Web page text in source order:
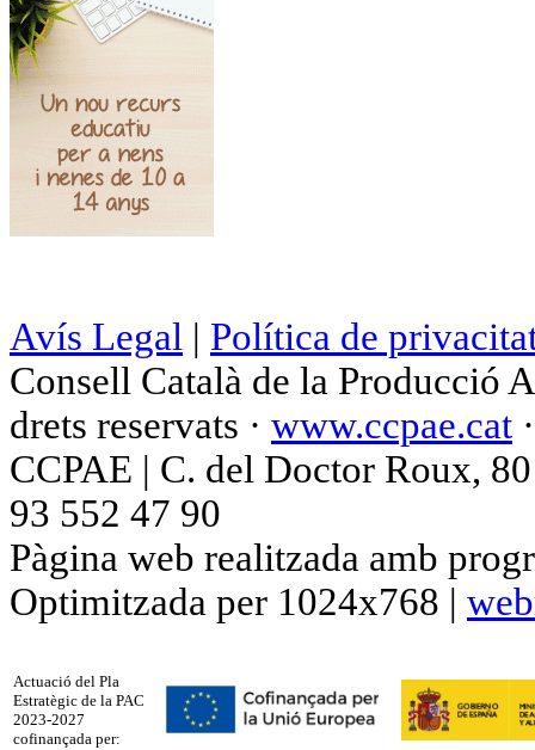
Avís Legal | Política de
Consell Català de la Producció
drets reservats · www.ccpae.cat
CCPAE | C. del Doctor Roux,
93 552 47 90
Pàgina web realitzada amb
Optimitzada per 1024x768 |
Actuació del Pla
Estratègic de la PAC
2023-2027
cofinançada per: